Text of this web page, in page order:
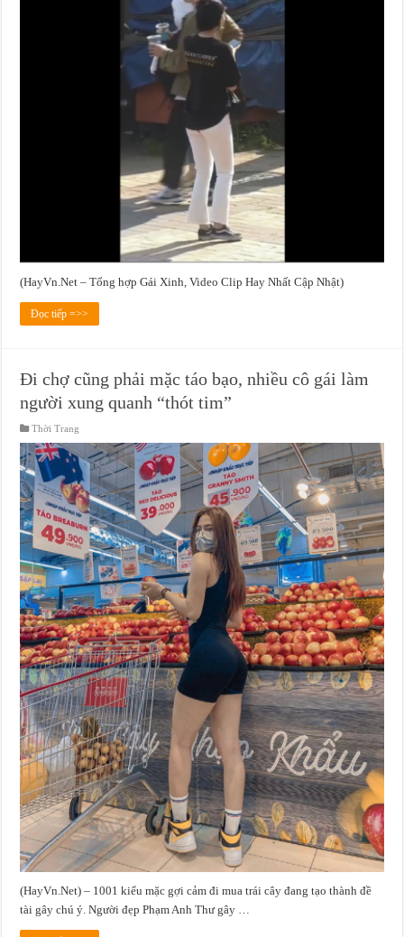
(HayVn.Net – Tổng hợp Gái Xinh, Video Clip Hay Nhất Cập Nhật)
Đọc tiếp =>>
Đi chợ cũng phải mặc táo bạo, nhiều cô gái làm
người xung quanh “thót tim”
Thời Trang
(HayVn.Net) – 1001 kiểu mặc gợi cảm đi mua trái cây đang tạo thành đề
tài gây chú ý. Người đẹp Phạm Anh Thư gây …